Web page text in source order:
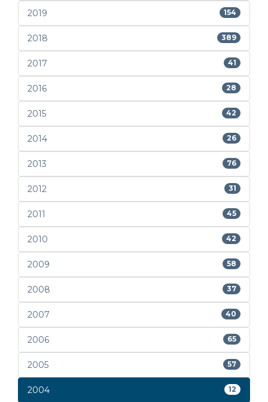
2019 154
2018 389
2017 41
2016 28
2015 42
2014 26
2013 76
2012 31
2011 45
2010 42
2009 58
2008 37
2007 40
2006 65
2005 57
2004 12